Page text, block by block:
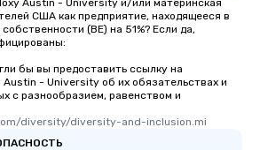
Austin - University и/или материнская
США как предприятие, находящееся в
(BE) на 51%? Если да,
бы вы предоставить ссылку на
- University об их обязательствах и
с разнообразием, равенством и
diversity/diversity-and-inclusion.mi